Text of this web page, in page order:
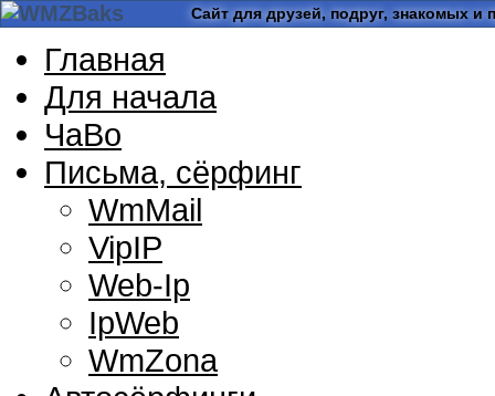
Сайт для друзей, подруг, знакомых
Главная
Для начала
ЧаВо
Письма, сёрфинг
WmMail
VipIP
Web-Ip
IpWeb
WmZona